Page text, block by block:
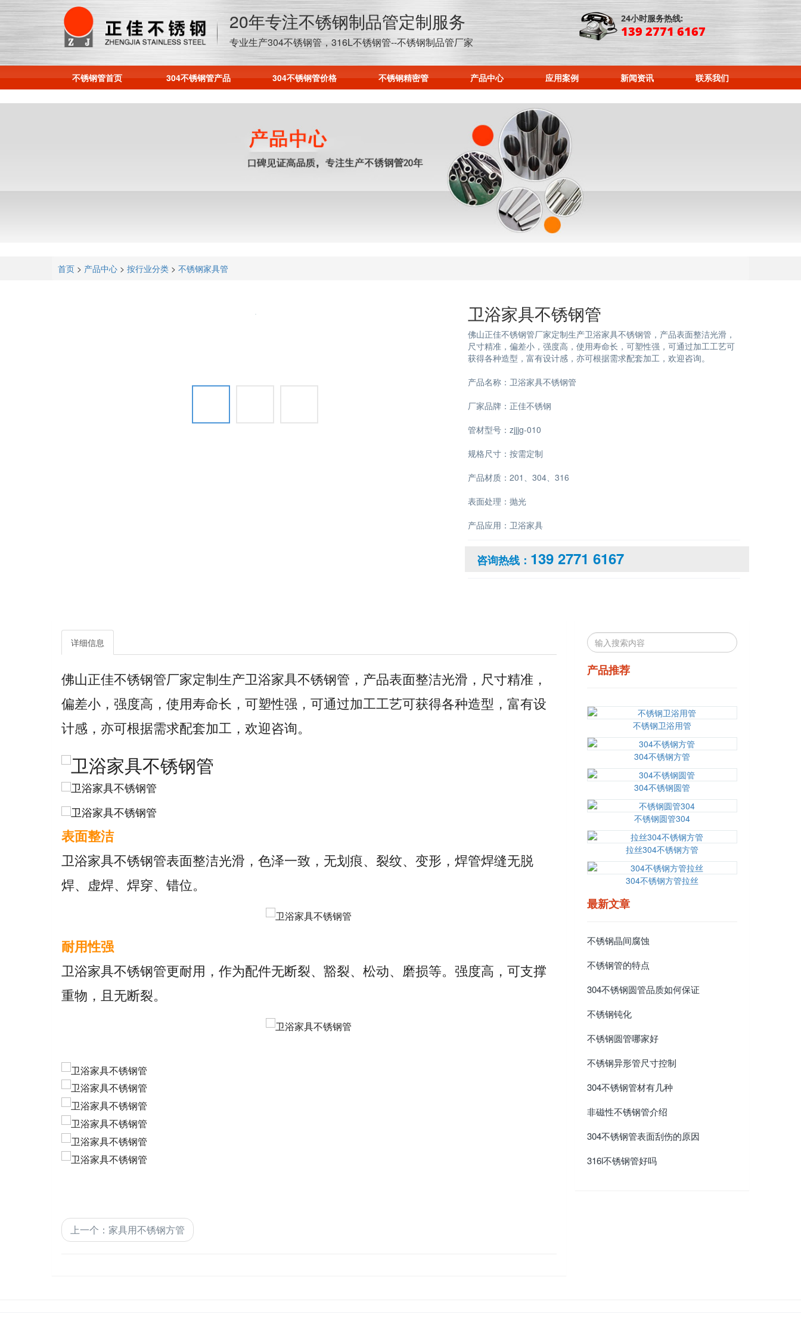
20年专注不锈钢制品管定制服务
专业生产304不锈钢管，316L不锈钢管--不锈钢制品管厂家
24小时服务热线:
139 2771 6167
不锈钢管首页 304不锈钢管产品 304不锈钢管价格 不锈钢精密管 产品中心 应用案例 新闻资讯 联系我们
首页 > 产品中心 > 按行业分类 > 不锈钢家具管
卫浴家具不锈钢管
佛山正佳不锈钢管厂家定制生产卫浴家具不锈钢管，产品表面整洁光滑，
尺寸精准，偏差小，强度高，使用寿命长，可塑性强，可通过加工工艺可
获得各种造型，富有设计感，亦可根据需求配套加工，欢迎咨询。
产品名称：卫浴家具不锈钢管
厂家品牌：正佳不锈钢
管材型号：zjjjg-010
规格尺寸：按需定制
产品材质：201、304、316
表面处理：抛光
产品应用：卫浴家具
咨询热线： 139 2771 6167
详细信息
佛山正佳不锈钢管厂家定制生产卫浴家具不锈钢管，产品表面整洁光滑，尺寸精准，
偏差小，强度高，使用寿命长，可塑性强，可通过加工工艺可获得各种造型，富有设
计感，亦可根据需求配套加工，欢迎咨询。
表面整洁
卫浴家具不锈钢管表面整洁光滑，色泽一致，无划痕、裂纹、变形，焊管焊缝无脱
焊、虚焊、焊穿、错位。
耐用性强
卫浴家具不锈钢管更耐用，作为配件无断裂、豁裂、松动、磨损等。强度高，可支撑
重物，且无断裂。
上一个 ： 家具用不锈钢方管
产品推荐
不锈钢卫浴用管
304不锈钢方管
304不锈钢圆管
不锈钢圆管304
拉丝304不锈钢方管
304不锈钢方管拉丝
最新文章
不锈钢晶间腐蚀
不锈钢管的特点
304不锈钢圆管品质如何保证
不锈钢钝化
不锈钢圆管哪家好
不锈钢异形管尺寸控制
304不锈钢管材有几种
非磁性不锈钢管介绍
304不锈钢管表面刮伤的原因
316l不锈钢管好吗